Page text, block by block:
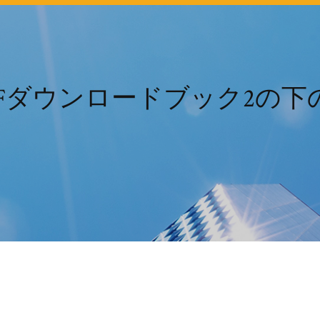
ダウンロードブック2の下